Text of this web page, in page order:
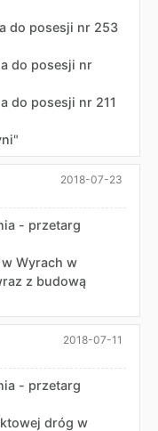
do posesji nr 253
do posesji nr
do posesji nr 211
2018-07-23
- przetarg
Wyrach w
z budową
2018-07-11
- przetarg
dróg w